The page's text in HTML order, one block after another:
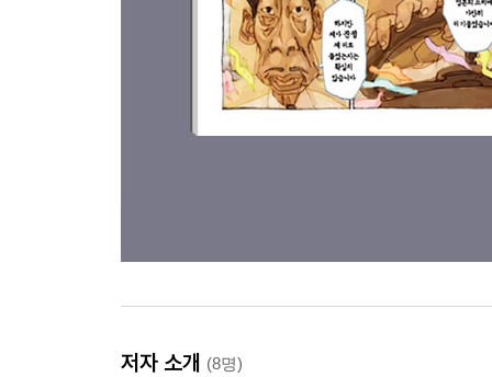
저자 소개 (8명)